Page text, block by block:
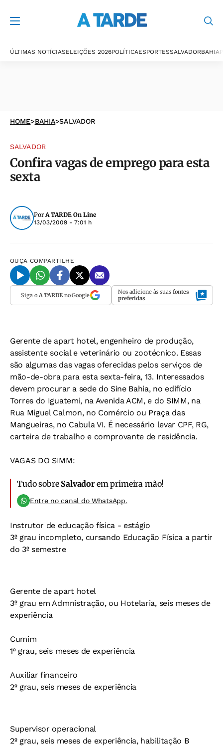
ÚLTIMAS NOTÍCIASELEIÇÕES 2026POLÍTICAESPORTESSALVADORBAHIA
HOME>BAHIA>SALVADOR
SALVADOR
Confira vagas de emprego para esta
sexta
PorA TARDE On Line
13/03/2009 - 7:01 h
OUÇA COMPARTILHE
Siga o A TARDEno Google Nos adicione às suas fontes
preferidas
Gerente de apart hotel, engenheiro de produção,
assistente social e veterinário ou zootécnico. Essas
são algumas das vagas oferecidas pelos serviços de
mão-de-obra para esta sexta-feira, 13. Interessados
devem procurar a sede do Sine Bahia, no edifício
Torres do Iguatemi, na Avenida ACM, e do SIMM, na
Rua Miguel Calmon, no Comércio ou Praça das
Mangueiras, no Cabula VI. É necessário levar CPF, RG,
carteira de trabalho e comprovante de residência.
VAGAS DO SIMM:
Tudo sobre Salvadorem primeira mão!
Entre no canal do WhatsApp.
Instrutor de educação física - estágio
3º grau incompleto, cursando Educação Física a partir
do 3º semestre
Gerente de apart hotel
3º grau em Admnistração, ou Hotelaria, seis meses de
experiência
Cumim
1º grau, seis meses de experiência
Auxiliar financeiro
2º grau, seis meses de experiência
Supervisor operacional
2º grau, seis meses de experiência, habilitação B